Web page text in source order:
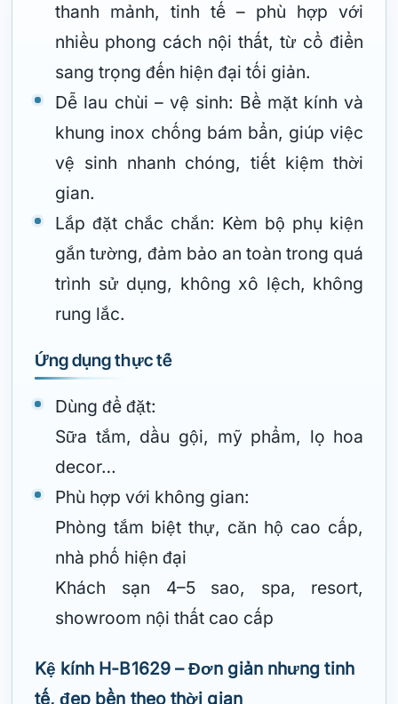
thanh mảnh, tinh tế – phù hợp với
nhiều phong cách nội thất, từ cổ điển
sang trọng đến hiện đại tối giản.
Dễ lau chùi – vệ sinh: Bề mặt kính và
khung inox chống bám bẩn, giúp việc
vệ sinh nhanh chóng, tiết kiệm thời
gian.
Lắp đặt chắc chắn: Kèm bộ phụ kiện
gắn tường, đảm bảo an toàn trong quá
trình sử dụng, không xô lệch, không
rung lắc.
Ứng dụng thực tế
Dùng để đặt:
Sữa tắm, dầu gội, mỹ phẩm, lọ hoa
decor…
Phù hợp với không gian:
Phòng tắm biệt thự, căn hộ cao cấp,
nhà phố hiện đại
Khách sạn 4–5 sao, spa, resort,
showroom nội thất cao cấp
Kệ kính H-B1629 – Đơn giản nhưng tinh
tế, đẹp bền theo thời gian